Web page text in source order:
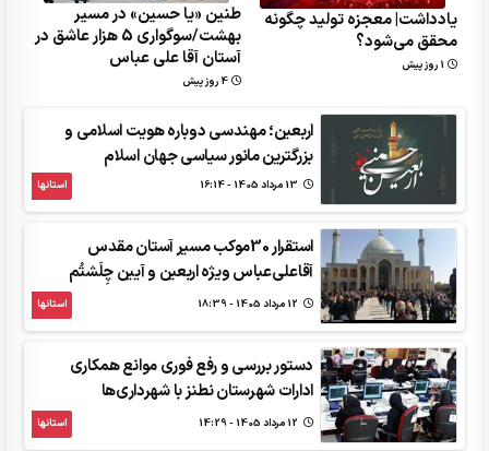
یادداشت| معجزه تولید چگونه
محقق می‌شود؟
1 روز پیش
طنین «یا حسین» در مسیر
بهشت/سوگواری 5 هزار عاشق در
آستان آقا علی عباس
4 روز پیش
اربعین؛ مهندسی دوباره هویت اسلامی و
بزرگترین مانور سیاسی جهان اسلام
استانها
استقرار 30موکب مسیر آستان مقدس
آقاعلی‌عباس ویژه اربعین و آیین چِلَشتُم
استانها
دستور بررسی و رفع فوری موانع همکاری
ادارات شهرستان نطنز با شهرداری‌ها
استانها